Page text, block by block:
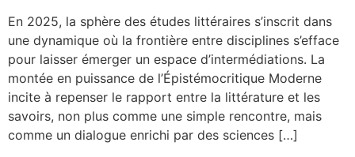
En 2025, la sphère des études littéraires s’inscrit dans
une dynamique où la frontière entre disciplines s’efface
pour laisser émerger un espace d’intermédiations. La
montée en puissance de l’Épistémocritique Moderne
incite à repenser le rapport entre la littérature et les
savoirs, non plus comme une simple rencontre, mais
comme un dialogue enrichi par des sciences […]